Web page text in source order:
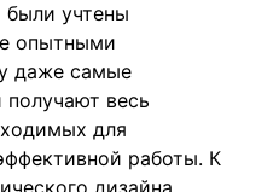
учтены
опытными
даже самые
получают весь
для
работы. К
дизайна